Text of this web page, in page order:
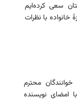
سعی کرده‌ایم
با نظرات
محترم
امضای نویسنده